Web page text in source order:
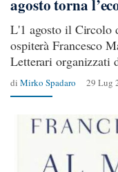
agosto torna
L'1 agosto il Circolo
ospiterà Francesco
Letterari organizzati
di Mirko Spadaro 29 Lug